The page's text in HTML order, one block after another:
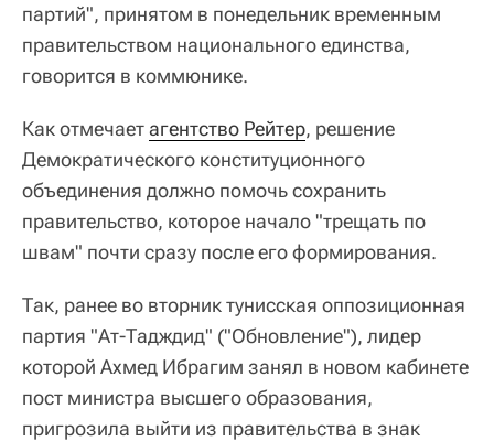
партий", принятом в понедельник временным
правительством национального единства,
говорится в коммюнике.
Как отмечаетагентство Рейтер, решение
Демократического конституционного
объединения должно помочь сохранить
правительство, которое начало "трещать по
швам" почти сразу после его формирования.
Так, ранее во вторник тунисская оппозиционная
партия "Ат-Тадждид" ("Обновление"), лидер
которой Ахмед Ибрагим занял в новом кабинете
пост министра высшего образования,
пригрозила выйти из правительства в знак